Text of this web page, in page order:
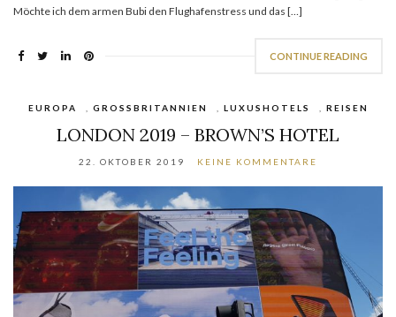
Möchte ich dem armen Bubi den Flughafenstress und das […]
CONTINUE READING
EUROPA , GROSSBRITANNIEN , LUXUSHOTELS , REISEN
LONDON 2019 – BROWN’S HOTEL
22. OKTOBER 2019 KEINE KOMMENTARE